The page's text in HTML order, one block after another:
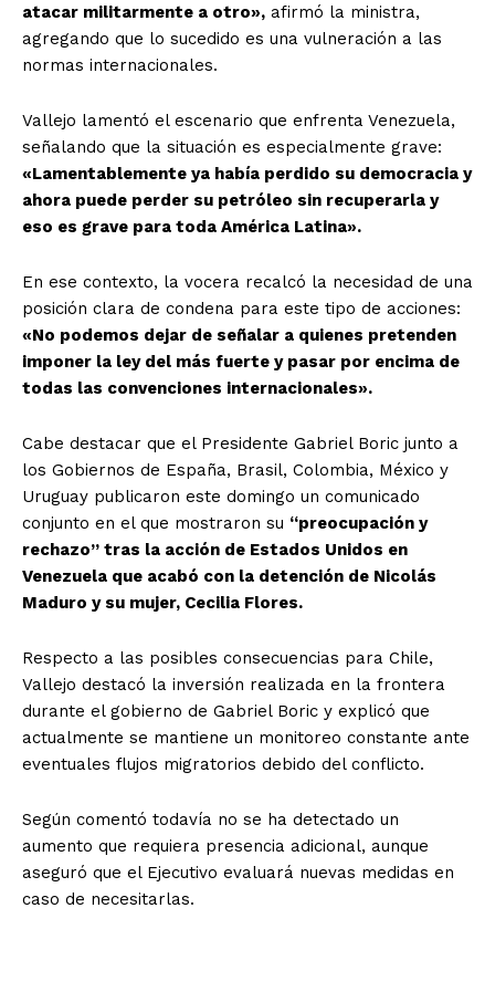
atacar militarmente a otro», afirmó la ministra,
agregando que lo sucedido es una vulneración a las
normas internacionales.
Vallejo lamentó el escenario que enfrenta Venezuela,
señalando que la situación es especialmente grave:
«Lamentablemente ya había perdido su democracia y
ahora puede perder su petróleo sin recuperarla y
eso es grave para toda América Latina».
En ese contexto, la vocera recalcó la necesidad de una
posición clara de condena para este tipo de acciones:
«No podemos dejar de señalar a quienes pretenden
imponer la ley del más fuerte y pasar por encima de
todas las convenciones internacionales».
Cabe destacar que el Presidente Gabriel Boric junto a
los Gobiernos de España, Brasil, Colombia, México y
Uruguay publicaron este domingo un comunicado
conjunto en el que mostraron su “preocupación y
rechazo” tras la acción de Estados Unidos en
Venezuela que acabó con la detención de Nicolás
Maduro y su mujer, Cecilia Flores.
Respecto a las posibles consecuencias para Chile,
Vallejo destacó la inversión realizada en la frontera
durante el gobierno de Gabriel Boric y explicó que
actualmente se mantiene un monitoreo constante ante
eventuales flujos migratorios debido del conflicto.
Según comentó todavía no se ha detectado un
aumento que requiera presencia adicional, aunque
aseguró que el Ejecutivo evaluará nuevas medidas en
caso de necesitarlas.